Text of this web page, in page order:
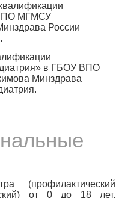
МГМСУ
России
в ГБОУ ВПО
Минздрава
(профилактический
от 0 до 18 лет.